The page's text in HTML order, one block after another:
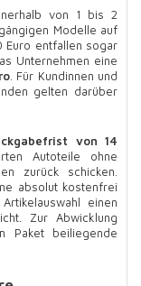
von 1 bis 2
Modelle auf
Euro entfallen sogar
Unternehmen eine
. Für Kundinnen und
gelten darüber
von 14
Autoteile ohne
zurück schicken.
absolut kostenfrei
einen
Zur Abwicklung
Paket beiliegende